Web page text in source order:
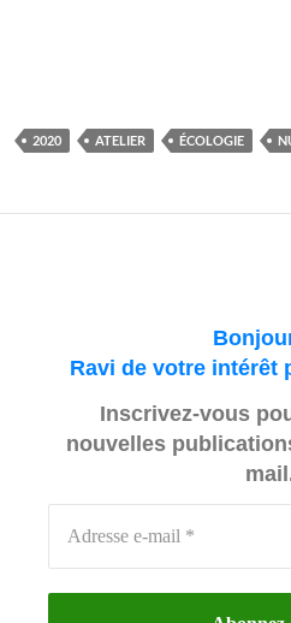
2020 ATELIER ÉCOLOGIE
Ravi de votre intérêt
Inscrivez-vous
nouvelles